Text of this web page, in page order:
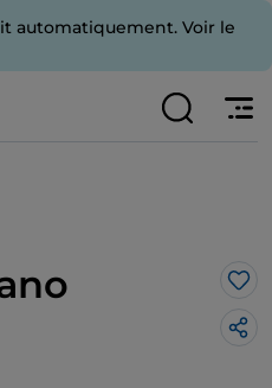
automatiquement. Voir le